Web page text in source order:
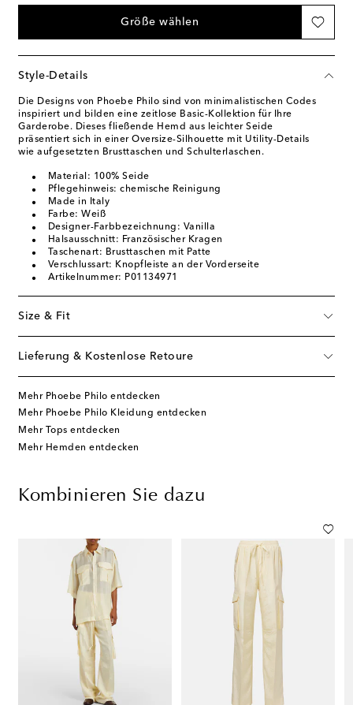
Größe wählen
Style-Details
Die Designs von Phoebe Philo sind von minimalistischen Codes
inspiriert und bilden eine zeitlose Basic-Kollektion für Ihre
Garderobe. Dieses fließende Hemd aus leichter Seide
präsentiert sich in einer Oversize-Silhouette mit Utility-Details
wie aufgesetzten Brusttaschen und Schulterlaschen.
Material: 100% Seide
Pflegehinweis: chemische Reinigung
Made in Italy
Farbe: Weiß
Designer-Farbbezeichnung: Vanilla
Halsausschnitt: Französischer Kragen
Taschenart: Brusttaschen mit Patte
Verschlussart: Knopfleiste an der Vorderseite
Artikelnummer: P01134971
Size & Fit
Lieferung & Kostenlose Retoure
Mehr Phoebe Philo entdecken
Mehr Phoebe Philo Kleidung entdecken
Mehr Tops entdecken
Mehr Hemden entdecken
Kombinieren Sie dazu